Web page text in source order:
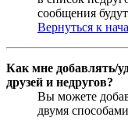
сообщения
Вернуться к
Как мне добавлять/
друзей и недругов?
Вы можете
двумя